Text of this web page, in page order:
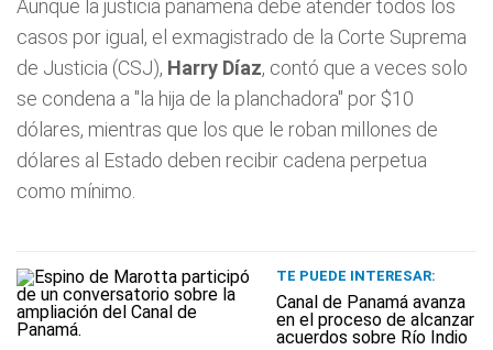
Aunque la justicia panameña debe atender todos los
casos por igual, el exmagistrado de la Corte Suprema
de Justicia (CSJ), Harry Díaz, contó que a veces solo
se condena a "la hija de la planchadora" por $10
dólares, mientras que los que le roban millones de
dólares al Estado deben recibir cadena perpetua
como mínimo.
TE PUEDE INTERESAR:
Canal de Panamá avanza
en el proceso de alcanzar
acuerdos sobre Río Indio